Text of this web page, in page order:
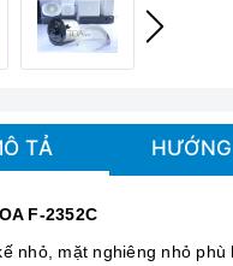
TẢ
F-2352C
nhỏ, mặt nghiêng nhỏ phù